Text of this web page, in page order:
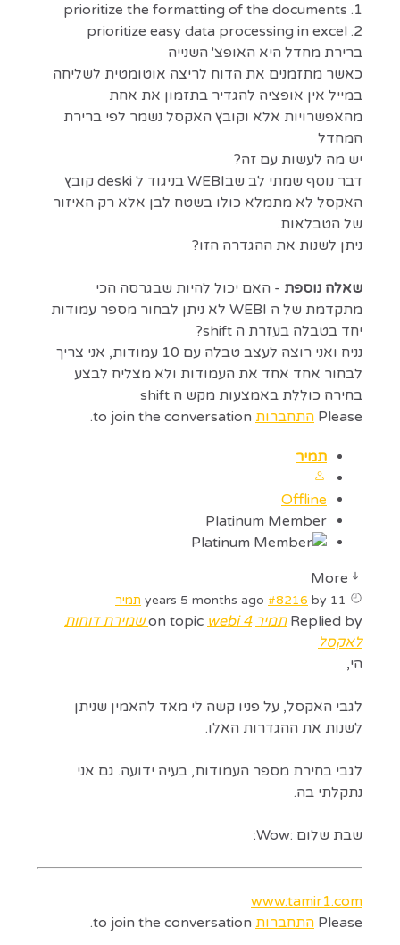
ברירת מחדל היא האופצ' השנייה
כאשר מתזמנים את הדוח לריצה אוטומטית לשליחה
במייל אין אופציה להגדיר בתזמון את אחת
מהאפשרויות אלא וקובץ האקסל נשמר לפי ברירת
המחדל
יש מה לעשות עם זה?
דבר נוסף שמתי לב שבWEBI בניגוד ל deski קובץ
האקסל לא מתמלא כולו בשטח לבן אלא רק האיזור
של הטבלאות.
ניתן לשנות את ההגדרה הזו?
שאלה נוספת- האם יכול להיות שבגרסה הכי
מתקדמת של ה WEBI לא ניתן לבחור מספר עמודות
יחד בטבלה בעזרת ה shift?
נניח ואני רוצה לעצב טבלה עם 10 עמודות, אני צריך
לבחור אחד אחד את העמודות ולא מצליח לבצע
בחירה כוללת באמצעות מקש ה shift
Please התחברותto join the conversation.
תמיר
Offline
Platinum Member
More
11 years 5 months ago
#8216 by תמיר
Replied by תמירon topic
webi 4 שמירת דוחות
לאקסל
לגבי האקסל, על פניו קשה לי מאד להאמין שניתן
לשנות את ההגדרות האלו.
לגבי בחירת מספר העמודות, בעיה ידועה. גם אני
נתקלתי בה.
שבת שלום :Wow:
www.tamir1.com
Please התחברותto join the conversation.